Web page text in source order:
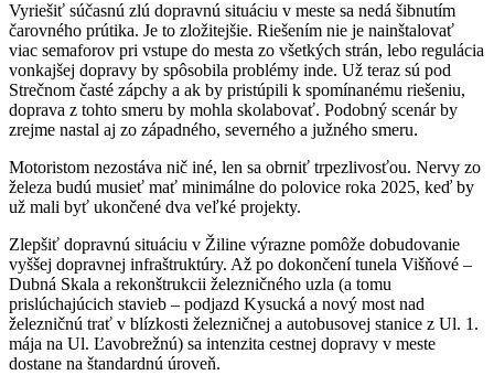
Vyriešiť súčasnú zlú dopravnú situáciu v meste sa nedá šibnutím
čarovného prútika. Je to zložitejšie. Riešením nie je nainštalovať
viac semaforov pri vstupe do mesta zo všetkých strán, lebo regulácia
vonkajšej dopravy by spôsobila problémy inde. Už teraz sú pod
Strečnom časté zápchy a ak by pristúpili k spomínanému riešeniu,
doprava z tohto smeru by mohla skolabovať. Podobný scenár by
zrejme nastal aj zo západného, severného a južného smeru.
Motoristom nezostáva nič iné, len sa obrniť trpezlivosťou. Nervy zo
železa budú musieť mať minimálne do polovice roka 2025, keď by
už mali byť ukončené dva veľké projekty.
Zlepšiť dopravnú situáciu v Žiline výrazne pomôže dobudovanie
vyššej dopravnej infraštruktúry. Až po dokončení tunela Višňové –
Dubná Skala a rekonštrukcii železničného uzla (a tomu
prislúchajúcich stavieb – podjazd Kysucká a nový most nad
železničnú trať v blízkosti železničnej a autobusovej stanice z Ul. 1.
mája na Ul. Ľavobrežnú) sa intenzita cestnej dopravy v meste
dostane na štandardnú úroveň.